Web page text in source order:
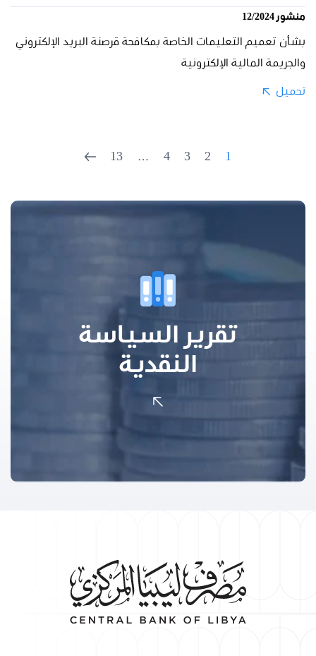
منشور 12/2024
بشأن تعميم التعليمات الخاصة بمكافحة قرصنة البريد الإلكتروني
والجريمة المالية الإلكترونية
تحميل
1
2
3
4
…
13
تقرير السياسة
النقدية